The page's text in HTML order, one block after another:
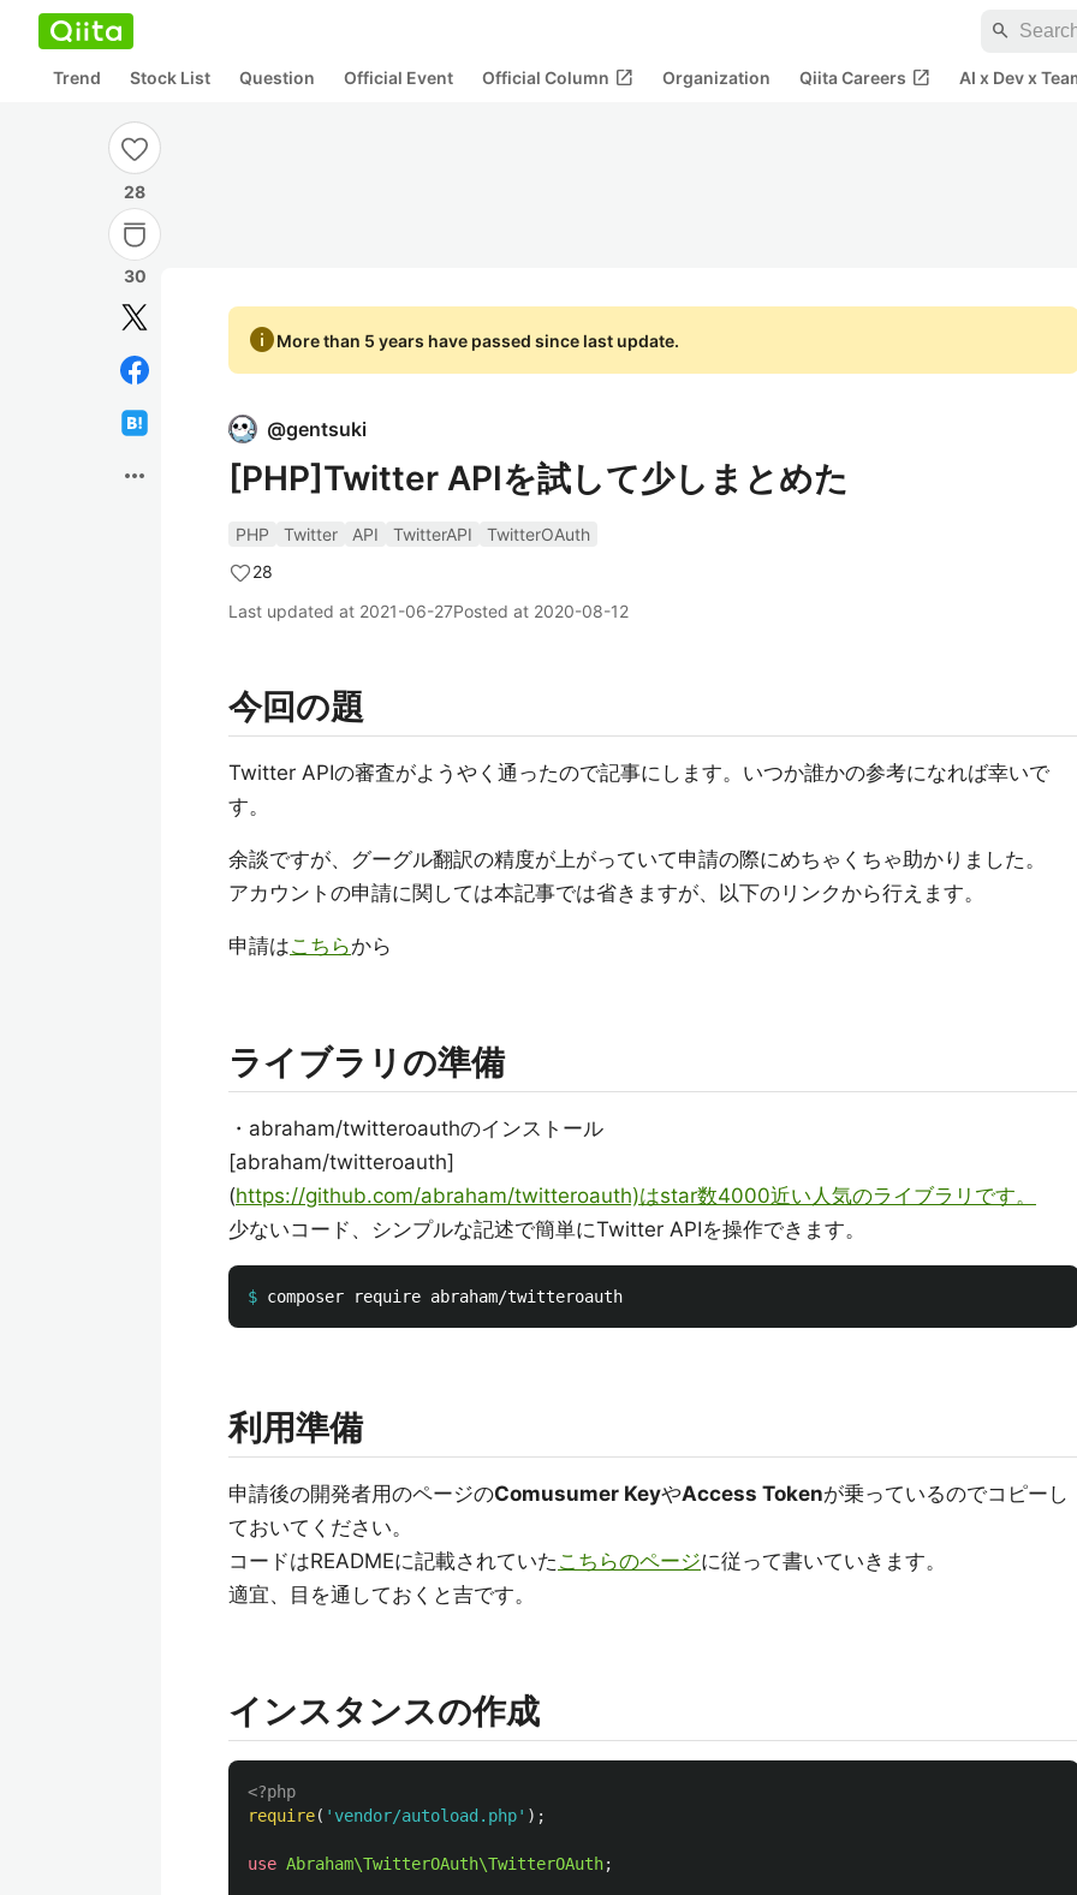
search
Trend Stock List Question Official Event Official Column open_in_new Organization Qiita Careers open_in_new AI x Dev x
28
30
more_horiz
infoMore than 5 years have passed since last update.
@gentsuki
[PHP]Twitter APIを試して少しまとめた
PHP Twitter API TwitterAPI
TwitterOAuth
28
Last updated at 2021-06-27Posted at 2020-08-12
今回の題
Twitter APIの審査がようやく通ったので記事にします。いつか誰かの参考になれば幸いで
す。
余談ですが、グーグル翻訳の精度が上がっていて申請の際にめちゃくちゃ助かりました。
アカウントの申請に関しては本記事では省きますが、以下のリンクから行えます。
申請はこちらから
ライブラリの準備
・abraham/twitteroauthのインストール
[abraham/twitteroauth]
(https://github.com/abraham/twitteroauth)はstar数4000近い人気のライブラリです。
少ないコード、シンプルな記述で簡単にTwitter APIを操作できます。
$
利用準備
申請後の開発者用のページのComusumer KeyやAccess Tokenが乗っているのでコピーし
ておいてください。
コードはREADMEに記載されていた こちらのページに従って書いていきます。
適宜、目を通しておくと吉です。
インスタンスの作成
<?php
require( 'vendor/autoload.php' );
use Abraham\TwitterOAuth\TwitterOAuth;